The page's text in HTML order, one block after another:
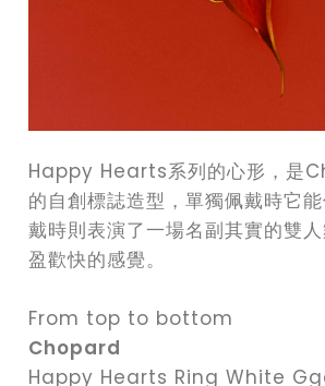
Happy Hearts系列的心形，是
的自創標誌造型，單獨佩戴時它
戴時則表演了一場名副其實的雙
盈歡快的感覺。
From top to bottom
Chopard
Happy Hearts Ring White